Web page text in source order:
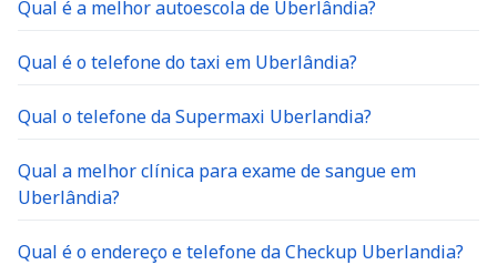
Qual é o telefone do taxi em Uberlândia?
Qual o telefone da Supermaxi Uberlandia?
Qual a melhor clínica para exame de sangue em
Uberlândia?
Qual é o endereço e telefone da Checkup Uberlandia?